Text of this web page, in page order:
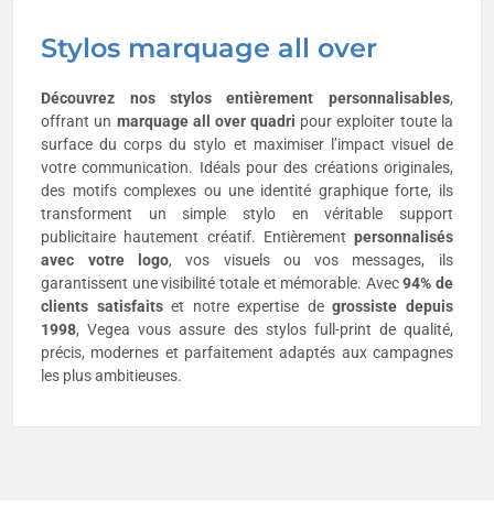
Stylos marquage all over
Découvrez nos stylos entièrement personnalisables,
offrant un marquage all over quadri pour exploiter toute la
surface du corps du stylo et maximiser l’impact visuel de
votre communication. Idéals pour des créations originales,
des motifs complexes ou une identité graphique forte, ils
transforment un simple stylo en véritable support
publicitaire hautement créatif. Entièrement personnalisés
avec votre logo, vos visuels ou vos messages, ils
garantissent une visibilité totale et mémorable. Avec94% de
clients satisfaitset notre expertise degrossiste depuis
1998, Vegea vous assure des stylos full-print de qualité,
précis, modernes et parfaitement adaptés aux campagnes
les plus ambitieuses.